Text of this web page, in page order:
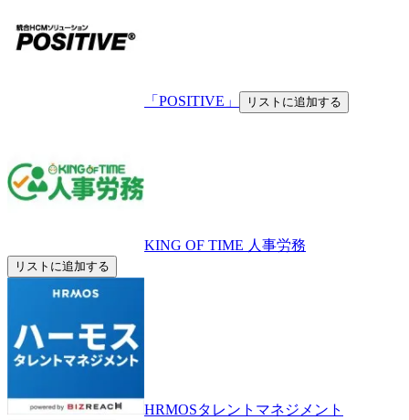
「POSITIVE」 リストに追加する
KING OF TIME 人事労務
リストに追加する
HRMOSタレントマネジメント